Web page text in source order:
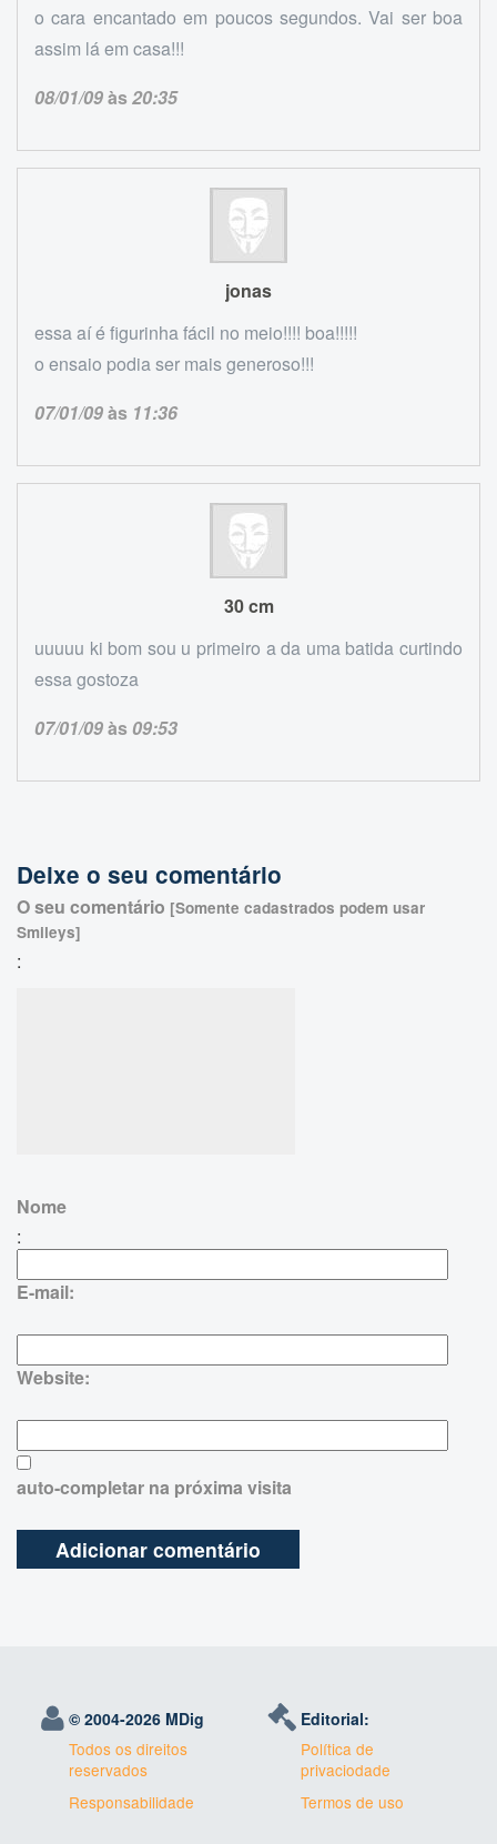
o cara encantado em poucos segundos. Vai ser boa
assim lá em casa!!!
08/01/09às20:35
jonas
essa aí é figurinha fácil no meio!!!! boa!!!!!
o ensaio podia ser mais generoso!!!
07/01/09às 11:36
30 cm
uuuuu ki bom sou u primeiro a da uma batida curtindo
essa gostoza
07/01/09às09:53
Deixe o seu comentário
O seu comentário [Somente cadastrados podem usar
Smileys]
:
Nome
:
E-mail:
Website:
auto-completar na próxima visita
© 2004-2026 MDig
Todos os direitos
reservados
Responsabilidade
Editorial:
Política de
privaciodade
Termos de uso